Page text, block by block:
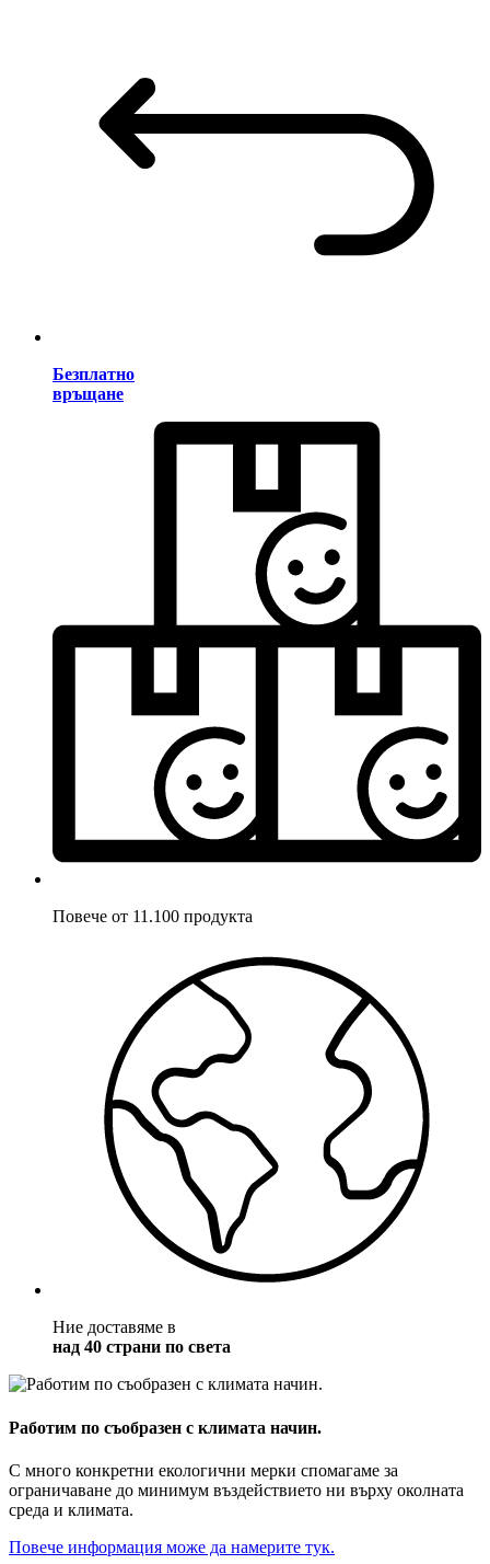
Безплатно
връщане
Повече от 11.100 продукта
Ние доставяме в
над 40 страни по света
Работим по съобразен с климата начин.
С много конкретни екологични мерки спомагаме за
ограничаване до минимум въздействието ни върху околната
среда и климата.
Повече информация може да намерите тук.